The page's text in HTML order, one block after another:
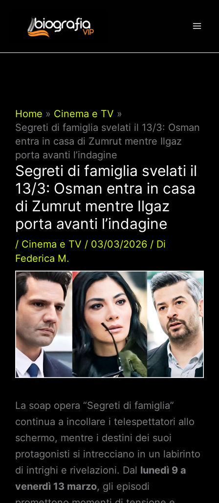
contenuto
Home
Cinema e TV
Segreti di famiglia svelati il 13/3: Osman
entra in casa di Zumrut mentre Ilgaz
porta avanti l’indagine
Segreti di famiglia svelati il
13/3: Osman entra in casa
di Zumrut mentre Ilgaz
porta avanti l’indagine
/ Cinema e TV / 03/03/2026 / Di
Federica M.
La soap opera “Segreti di famiglia”
continua a incollare i telespettatori allo
schermo, mentre i destini dei suoi
protagonisti si intrecciano in un labirinto
di intrighi e rivelazioni. Dal lunedì 9 a
venerdì 13 marzo, gli episodi